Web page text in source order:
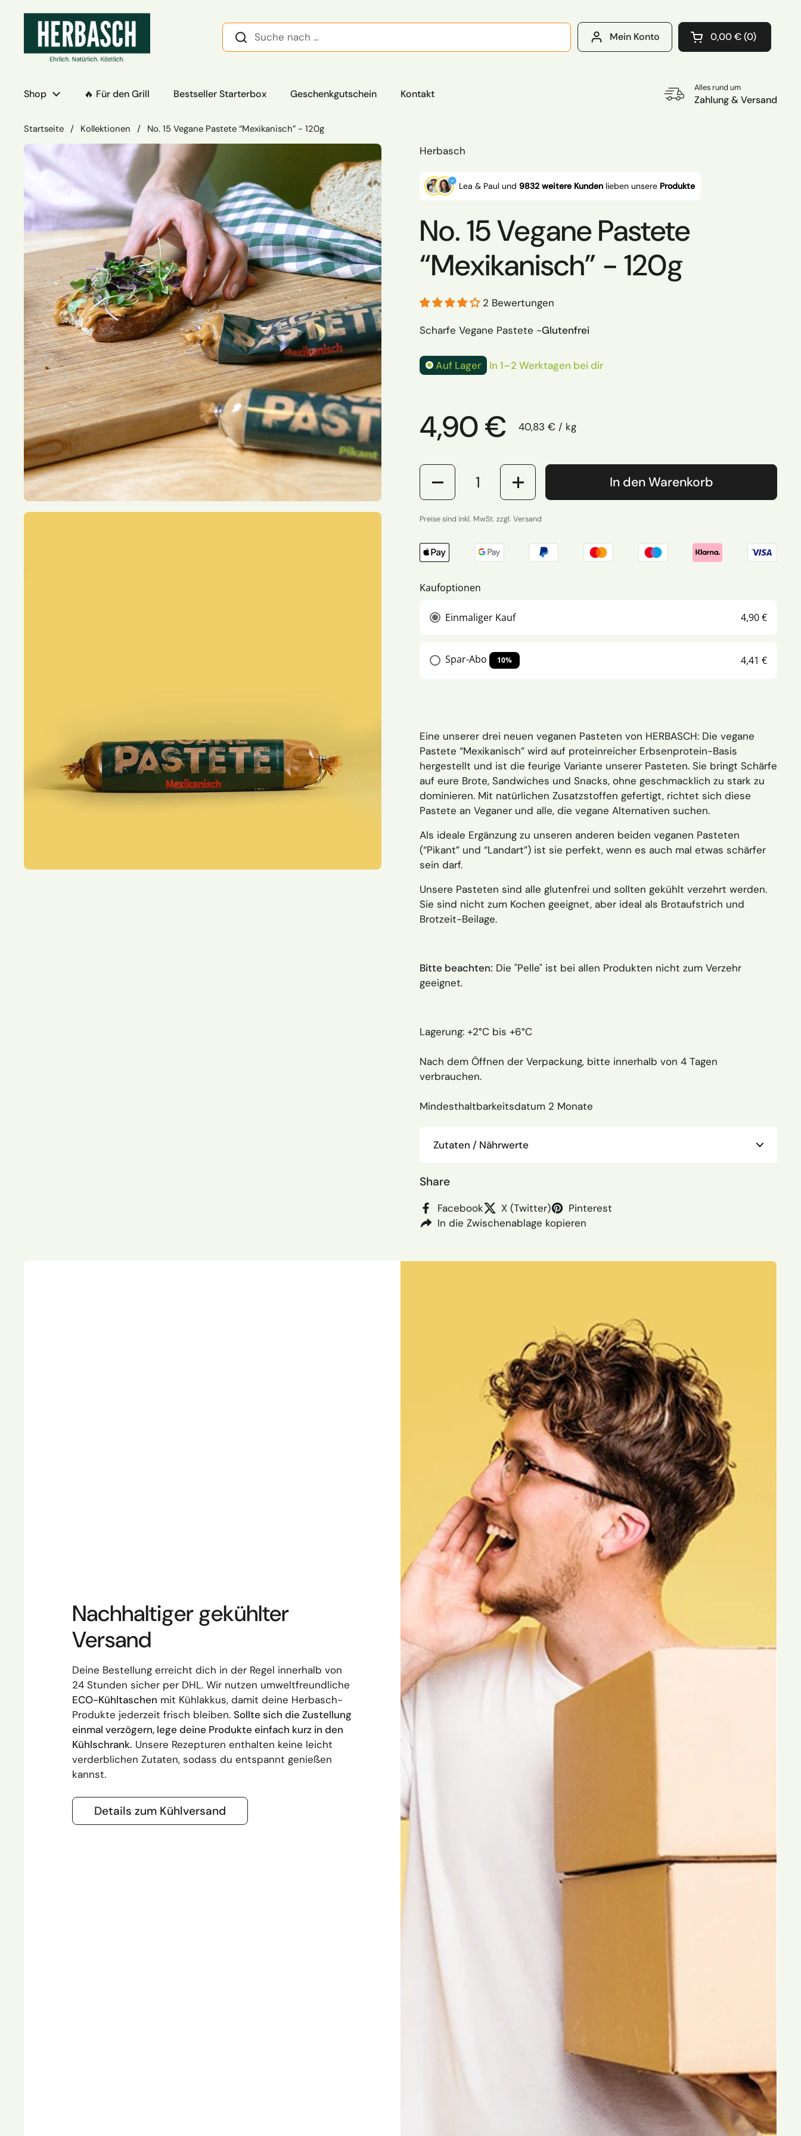
Mein Konto Warenkorb öffnen
Warenkorb
0,00 € 0
im Warenkorb
Shop 🔥 Für den Grill Bestseller Starterbox Geschenkgutschein Kontakt
Alles rund um
Zahlung & Versand
Startseite / Kollektionen / No. 15 Vegane Pastete “Mexikanisch” - 120g
Herbasch
Lea & Paul und 9832 weitere Kunden lieben unsere Produkte
No. 15 Vegane Pastete
“Mexikanisch” - 120g
2 Bewertungen
Scharfe Vegane Pastete -Glutenfrei
Auf Lager In 1–2 Werktagen bei dir
Regulärer Preis
4,90 € Stückpreis
40,83 € / kg
Anzahl
In den Warenkorb
Preise sind inkl. MwSt. zzgl. Versand
Kaufoptionen
Einmaliger Kauf 4,90 €
Spar-Abo 10% 4,41 €
Eine unserer drei neuen veganen Pasteten von HERBASCH: Die vegane
Pastete “Mexikanisch” wird auf proteinreicher Erbsenprotein-Basis
hergestellt und ist die feurige Variante unserer Pasteten. Sie bringt Schärfe
auf eure Brote, Sandwiches und Snacks, ohne geschmacklich zu stark zu
dominieren. Mit natürlichen Zusatzstoffen gefertigt, richtet sich diese
Pastete an Veganer und alle, die vegane Alternativen suchen.
Als ideale Ergänzung zu unseren anderen beiden veganen Pasteten
(“Pikant” und “Landart”) ist sie perfekt, wenn es auch mal etwas schärfer
sein darf.
Unsere Pasteten sind alle glutenfrei und sollten gekühlt verzehrt werden.
Sie sind nicht zum Kochen geeignet, aber ideal als Brotaufstrich und
Brotzeit-Beilage.
Bitte beachten: Die "Pelle" ist bei allen Produkten nicht zum Verzehr
geeignet.
Lagerung: +2°C bis +6°C
Nach dem Öffnen der Verpackung, bitte innerhalb von 4 Tagen
verbrauchen.
Mindesthaltbarkeitsdatum 2 Monate
Zutaten / Nährwerte
Share
Facebook X (Twitter)
Pinterest
In die Zwischenablage kopieren
Nachhaltiger gekühlter
Versand
Deine Bestellung erreicht dich in der Regel innerhalb von
24 Stunden sicher per DHL. Wir nutzen umweltfreundliche
ECO-Kühltaschen mit Kühlakkus, damit deine Herbasch-
Produkte jederzeit frisch bleiben. Sollte sich die Zustellung
einmal verzögern, lege deine Produkte einfach kurz in den
Kühlschrank. Unsere Rezepturen enthalten keine leicht
verderblichen Zutaten, sodass du entspannt genießen
kannst.
Details zum Kühlversand